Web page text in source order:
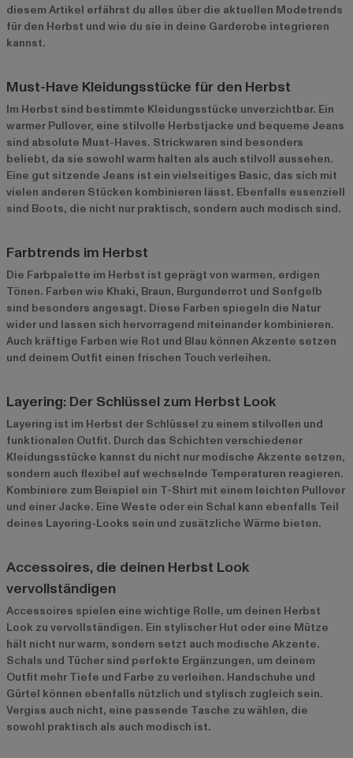
diesem Artikel erfährst du alles über die aktuellen Modetrends
für den Herbst und wie du sie in deine Garderobe integrieren
kannst.
Must-Have Kleidungsstücke für den Herbst
Im Herbst sind bestimmte Kleidungsstücke unverzichtbar. Ein
warmer Pullover, eine stilvolle Herbstjacke und bequeme Jeans
sind absolute Must-Haves. Strickwaren sind besonders
beliebt, da sie sowohl warm halten als auch stilvoll aussehen.
Eine gut sitzende Jeans ist ein vielseitiges Basic, das sich mit
vielen anderen Stücken kombinieren lässt. Ebenfalls essenziell
sind Boots, die nicht nur praktisch, sondern auch modisch sind.
Farbtrends im Herbst
Die Farbpalette im Herbst ist geprägt von warmen, erdigen
Tönen. Farben wie Khaki, Braun, Burgunderrot und Senfgelb
sind besonders angesagt. Diese Farben spiegeln die Natur
wider und lassen sich hervorragend miteinander kombinieren.
Auch kräftige Farben wie Rot und Blau können Akzente setzen
und deinem Outfit einen frischen Touch verleihen.
Layering: Der Schlüssel zum Herbst Look
Layering ist im Herbst der Schlüssel zu einem stilvollen und
funktionalen Outfit. Durch das Schichten verschiedener
Kleidungsstücke kannst du nicht nur modische Akzente setzen,
sondern auch flexibel auf wechselnde Temperaturen reagieren.
Kombiniere zum Beispiel ein T-Shirt mit einem leichten Pullover
und einer Jacke. Eine Weste oder ein Schal kann ebenfalls Teil
deines Layering-Looks sein und zusätzliche Wärme bieten.
Accessoires, die deinen Herbst Look
vervollständigen
Accessoires spielen eine wichtige Rolle, um deinen Herbst
Look zu vervollständigen. Ein stylischer Hut oder eine Mütze
hält nicht nur warm, sondern setzt auch modische Akzente.
Schals und Tücher sind perfekte Ergänzungen, um deinem
Outfit mehr Tiefe und Farbe zu verleihen. Handschuhe und
Gürtel können ebenfalls nützlich und stylisch zugleich sein.
Vergiss auch nicht, eine passende Tasche zu wählen, die
sowohl praktisch als auch modisch ist.